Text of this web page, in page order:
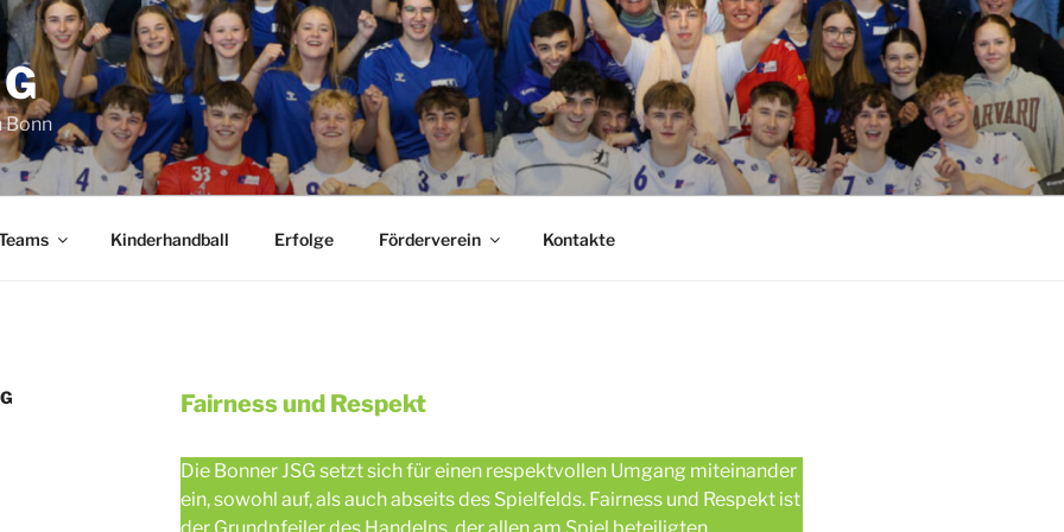
Bonn
Kinderhandball Erfolge Förderverein Kontakte
Fairness und Respekt
Die Bonner JSG setzt sich für einen respektvollen Umgang miteinander
ein, sowohl auf, als auch abseits des Spielfelds. Fairness und Respekt ist